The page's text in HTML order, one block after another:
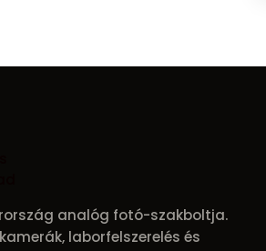
analóg fotó-szakboltja.
laborfelszerelés és